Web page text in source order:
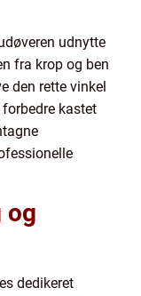
udnytte
fra krop og ben
den rette vinkel
kastet
og
dedikeret